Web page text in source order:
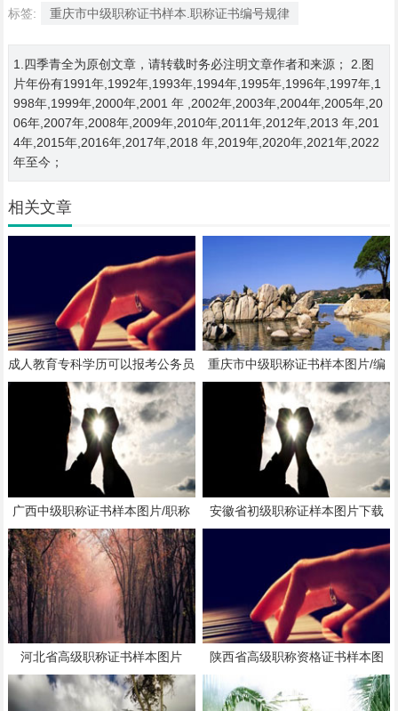
标签: 重庆市中级职称证书样本.职称证书编号规律
1.四季青全为原创文章，请转载时务必注明文章作者和来源； 2.图
片年份有1991年,1992年,1993年,1994年,1995年,1996年,1997年,1
998年,1999年,2000年,2001 年 ,2002年,2003年,2004年,2005年,20
06年,2007年,2008年,2009年,2010年,2011年,2012年,2013 年,201
4年,2015年,2016年,2017年,2018 年,2019年,2020年,2021年,2022
年至今；
相关文章
成人教育专科学历可以报考公务员
吗？成人教育专科毕业证
重庆市中级职称证书样本图片/编
号规律
广西中级职称证书样本图片/职称
证书编号解析
安徽省初级职称证样本图片下载
河北省高级职称证书样本图片
陕西省高级职称资格证书样本图